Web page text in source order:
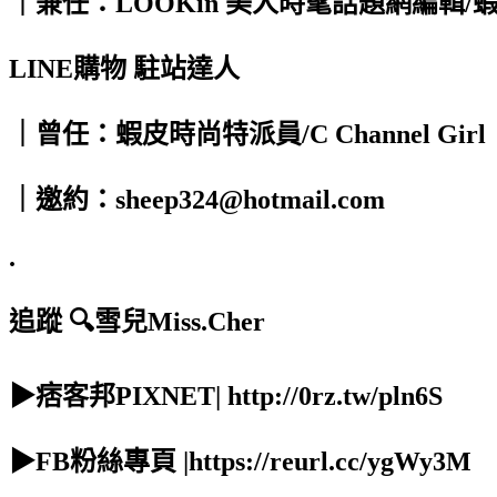
LINE購物 駐站達人
｜曾任：蝦皮時尚特派員/C Channel Girl
｜邀約：sheep324@hotmail.com
.
追蹤 🔍雪兒Miss.Cher
▶痞客邦PIXNET| http://0rz.tw/pln6S
▶FB粉絲專頁 |https://reurl.cc/ygWy3M